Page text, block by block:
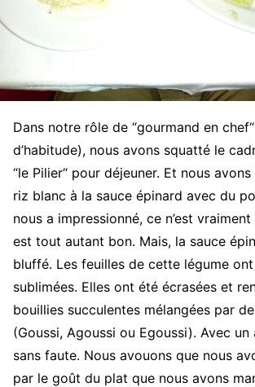
Dans notre rôle de “gourmand en
d’habitude), nous avons squatté le
“le Pilier“ pour déjeuner. Et nous
riz blanc à la sauce épinard avec du
nous a impressionné, ce n’est
est tout autant bon. Mais, la sauce
bluffé. Les feuilles de cette légume
sublimées. Elles ont été écrasées et
bouillies succulentes mélangées par
(Goussi, Agoussi ou Egoussi). Avec un
sans faute. Nous avouons que nous
par le goût du plat que nous avons